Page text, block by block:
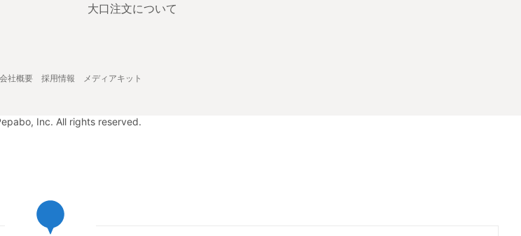
大口注文について
会社概要 採用情報 メディアキット
Inc. All rights reserved.